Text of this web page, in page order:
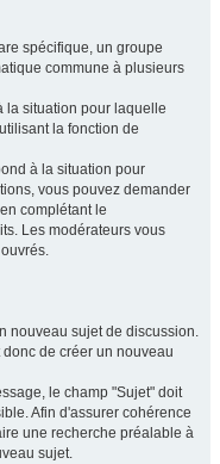
spécifique, un groupe
commune à plusieurs
la situation pour laquelle
la fonction de
à la situation pour
vous pouvez demander
complétant le
Les modérateurs vous
nouveau sujet de discussion.
donc de créer un nouveau
le champ "Sujet" doit
Afin d'assurer cohérence
une recherche préalable à
sujet.